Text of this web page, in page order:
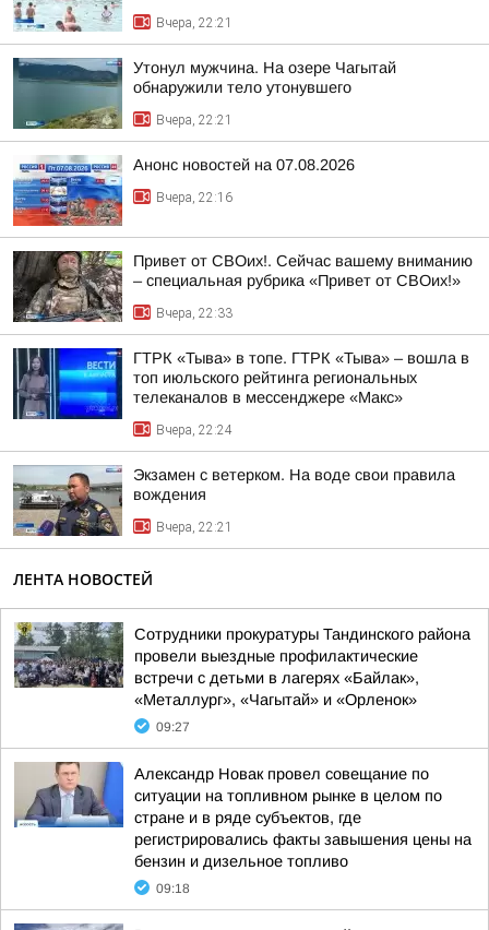
Вчера, 22:21
Утонул мужчина. На озере Чагытай
обнаружили тело утонувшего
Вчера, 22:21
Анонс новостей на 07.08.2026
Вчера, 22:16
Привет от СВОих!. Сейчас вашему вниманию
– специальная рубрика «Привет от СВОих!»
Вчера, 22:33
ГТРК «Тыва» в топе. ГТРК «Тыва» – вошла в
топ июльского рейтинга региональных
телеканалов в мессенджере «Макс»
Вчера, 22:24
Экзамен с ветерком. На воде свои правила
вождения
Вчера, 22:21
ЛЕНТА НОВОСТЕЙ
Сотрудники прокуратуры Тандинского района
провели выездные профилактические
встречи с детьми в лагерях «Байлак»,
«Металлург», «Чагытай» и «Орленок»
09:27
Александр Новак провел совещание по
ситуации на топливном рынке в целом по
стране и в ряде субъектов, где
регистрировались факты завышения цены на
бензин и дизельное топливо
09:18